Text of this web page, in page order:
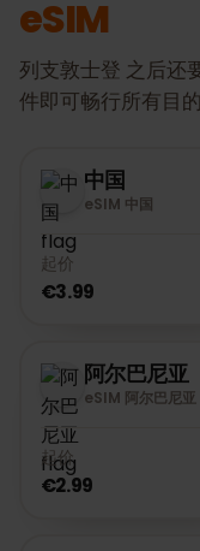
eSIM
列支敦士登 之后还
件即可畅行所有目
中国
eSIM 中国
起价
€3.99
阿尔巴尼亚
eSIM 阿尔巴尼亚
起价
€2.99